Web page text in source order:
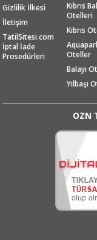
Gizlilik İlkesi
İletişim
TatilSitesi.com
İptal İade
Prosedürleri
Kıbrıs
Otelleri
Kıbrıs
Oteller
Balayı
Yılbaşı
OZN